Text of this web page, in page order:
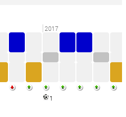
2017
1